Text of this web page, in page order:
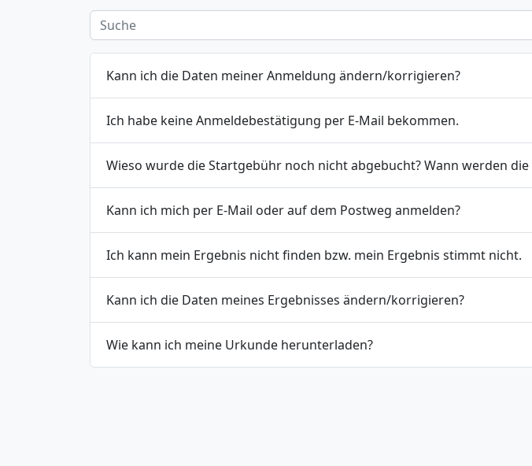
Kann ich die Daten meiner Anmeldung ändern/korrigieren?
Ich habe keine Anmeldebestätigung per E-Mail bekommen.
Wieso wurde die Startgebühr noch nicht abgebucht? Wann werden
Kann ich mich per E-Mail oder auf dem Postweg anmelden?
Ich kann mein Ergebnis nicht finden bzw. mein Ergebnis stimmt nicht.
Kann ich die Daten meines Ergebnisses ändern/korrigieren?
Wie kann ich meine Urkunde herunterladen?